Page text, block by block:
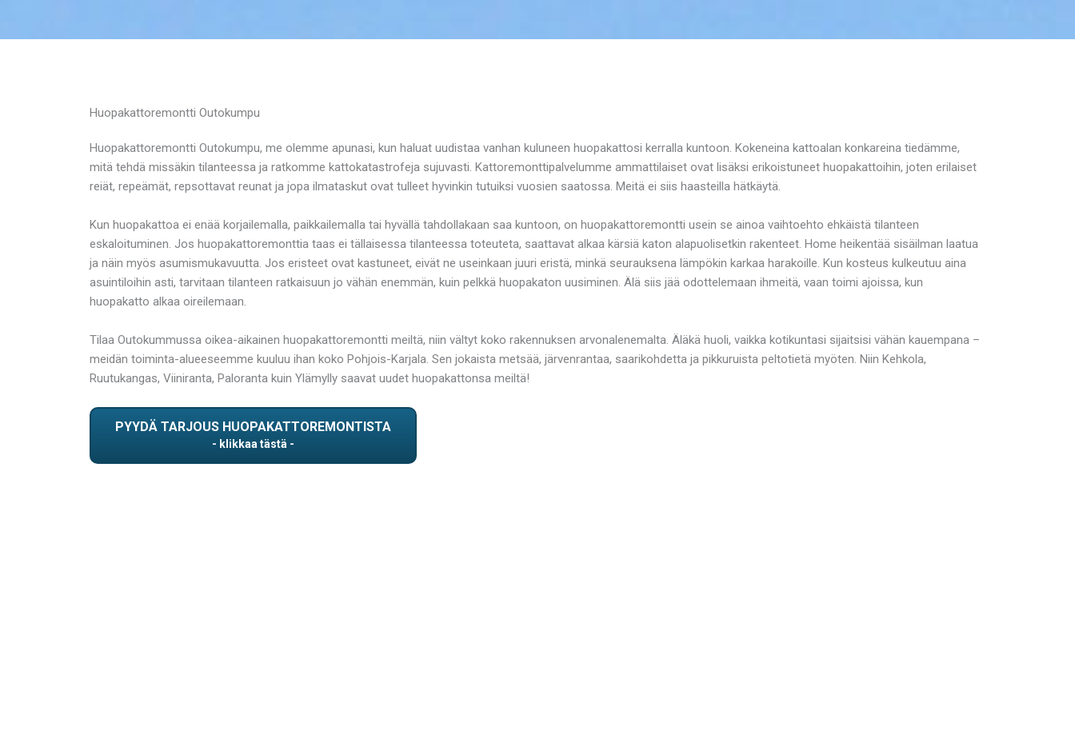
Huopakattoremontti Outokumpu
Huopakattoremontti Outokumpu, me olemme apunasi, kun haluat uudistaa vanhan kuluneen huopakattosi kerralla kuntoon. Kokeneina kattoalan konkareina tiedämme,
mitä tehdä missäkin tilanteessa ja ratkomme kattokatastrofeja sujuvasti. Kattoremonttipalvelumme ammattilaiset ovat lisäksi erikoistuneet huopakattoihin, joten erilaiset
reiät, repeämät, repsottavat reunat ja jopa ilmataskut ovat tulleet hyvinkin tutuiksi vuosien saatossa. Meitä ei siis haasteilla hätkäytä.
Kun huopakattoa ei enää korjailemalla, paikkailemalla tai hyvällä tahdollakaan saa kuntoon, on huopakattoremontti usein se ainoa vaihtoehto ehkäistä tilanteen
eskaloituminen. Jos huopakattoremonttia taas ei tällaisessa tilanteessa toteuteta, saattavat alkaa kärsiä katon alapuolisetkin rakenteet. Home heikentää sisäilman laatua
ja näin myös asumismukavuutta. Jos eristeet ovat kastuneet, eivät ne useinkaan juuri eristä, minkä seurauksena lämpökin karkaa harakoille. Kun kosteus kulkeutuu aina
asuintiloihin asti, tarvitaan tilanteen ratkaisuun jo vähän enemmän, kuin pelkkä huopakaton uusiminen. Älä siis jää odottelemaan ihmeitä, vaan toimi ajoissa, kun
huopakatto alkaa oireilemaan.
Tilaa Outokummussa oikea-aikainen huopakattoremontti meiltä, niin vältyt koko rakennuksen arvonalenemalta. Äläkä huoli, vaikka kotikuntasi sijaitsisi vähän kauempana –
meidän toiminta-alueeseemme kuuluu ihan koko Pohjois-Karjala. Sen jokaista metsää, järvenrantaa, saarikohdetta ja pikkuruista peltotietä myöten. Niin Kehkola,
Ruutukangas, Viiniranta, Paloranta kuin Ylämylly saavat uudet huopakattonsa meiltä!
PYYDÄ TARJOUS HUOPAKATTOREMONTISTA